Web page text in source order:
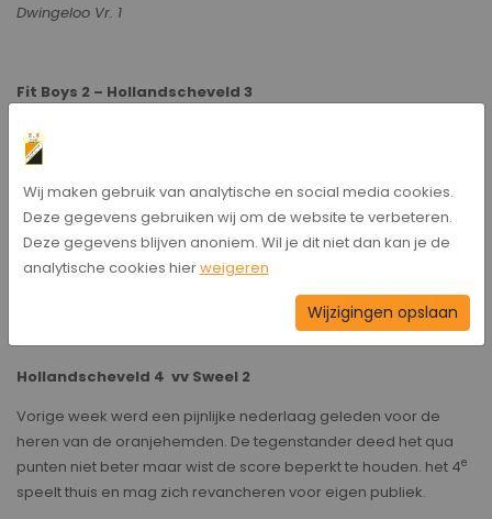
Dwingeloo Vr. 1
Fit Boys 2 – Hollandscheveld 3
Ons 3
wisten hun 1
niet te doen. Onverwachts werd er vorige week een nederlaag
geleden tegen buurtgenoot HZVV. Met de aspiraties die de
heren hebben is het van belang dat de 3 punten weer mee
komen richting Hollandscheveld.
Aanvang 14:30, Sportpark ‘Noordwest’ te Beilen
Hollandscheveld 4 vv Sweel 2
Vorige week werd een pijnlijke nederlaag geleden voor de
heren van de oranjehemden. De tegenstander deed het qua
punten niet beter maar wist de score beperkt te houden. het 4e
speelt thuis en mag zich revancheren voor eigen publiek.
Wij maken gebruik van analytische en social media cookies.
Deze gegevens gebruiken wij om de website te verbeteren.
Deze gegevens blijven anoniem. Wil je dit niet dan kan je de
analytische cookies hierweigeren
Wijzigingen opslaan